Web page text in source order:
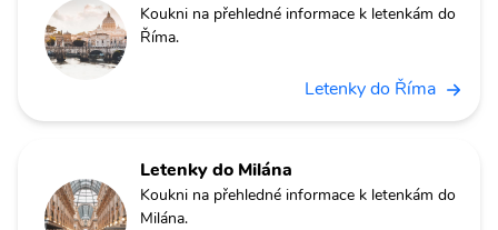
Koukni na přehledné informace k letenkám do
Říma.
Letenky do Říma
Letenky do Milána
Koukni na přehledné informace k letenkám do
Milána.